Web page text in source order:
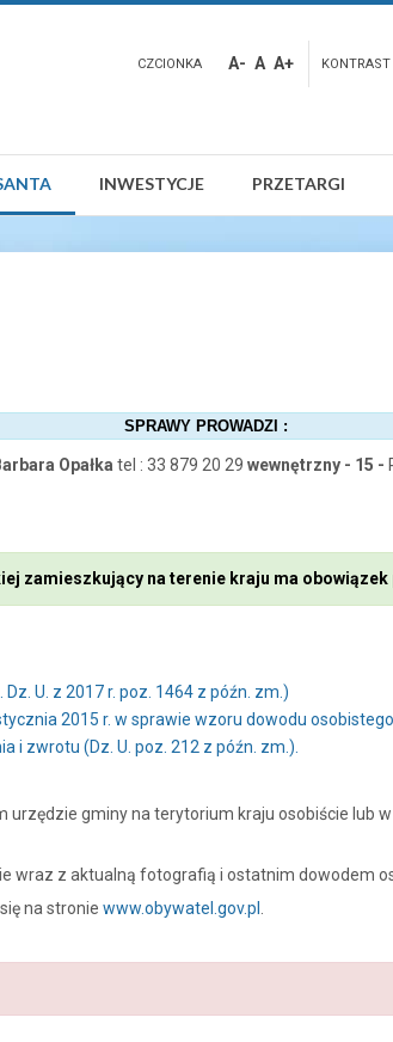
CZCIONKA A- A A+ KONTRAST
INWESTYCJE PRZETARGI
SPRAWY PROWADZI :
Opałka tel : 33 879 20 29 wewnętrzny - 15 -
zamieszkujący na terenie kraju ma
U. z 2017 r. poz. 1464 z późn. zm.)
2015 r. w sprawie wzoru dowodu
i zwrotu (Dz. U. poz. 212 z późn. zm.).
urzędzie gminy na terytorium kraju osobiście
wraz z aktualną fotografią i ostatnim dowodem
na stronie www.obywatel.gov.pl .